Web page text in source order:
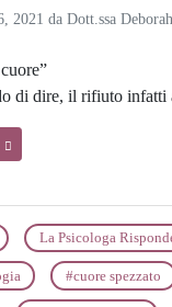
2021 da Dott.ssa
di dire, il rifiuto infatti
La Psicologa
#cuore spezzato